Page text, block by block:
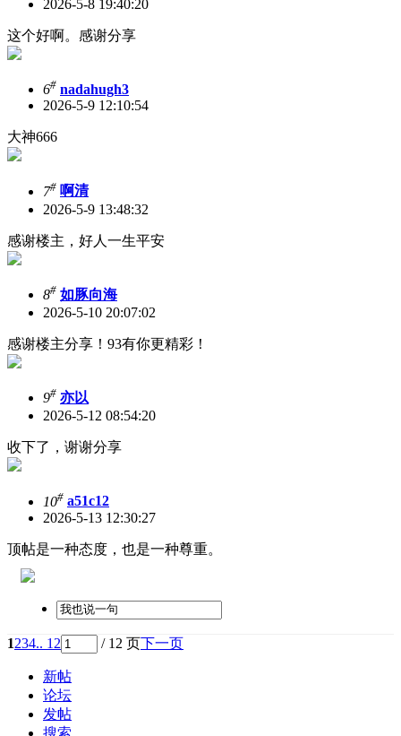
2026-5-8 19:40:20
这个好啊。感谢分享
6# nadahugh3
2026-5-9 12:10:54
大神666
7# 啊清
2026-5-9 13:48:32
感谢楼主，好人一生平安
8# 如豚向海
2026-5-10 20:07:02
感谢楼主分享！93有你更精彩！
9# 亦以
2026-5-12 08:54:20
收下了，谢谢分享
10# a51c12
2026-5-13 12:30:27
顶帖是一种态度，也是一种尊重。
1234.. 12 / 12 页下一页
新帖
论坛
发帖
搜索